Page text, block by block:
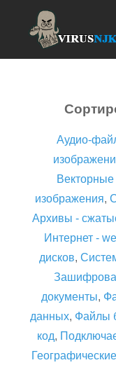
Аудио-
изображения,
Архивы -
Интернет -
дисков,
документы,
данных, Файлы
код,